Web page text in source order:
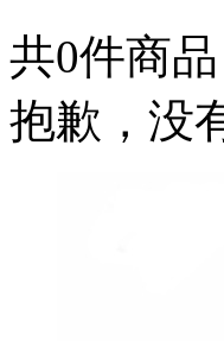
共0件商品
抱歉，没